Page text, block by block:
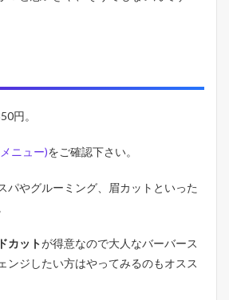
円。
ニュー)をご確認下さい。
パやグルーミング、眉カットといった
カットが得意なので大人なバーバース
ンジしたい方はやってみるのもオスス